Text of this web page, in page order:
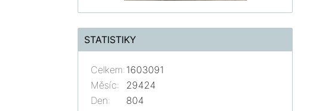
STATISTIKY
Celkem: 1603091
Měsíc:
29424
Den:
804